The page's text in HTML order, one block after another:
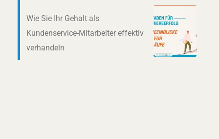
Wie Sie Ihr Gehalt als
Kundenservice-Mitarbeiter effektiv
verhandeln